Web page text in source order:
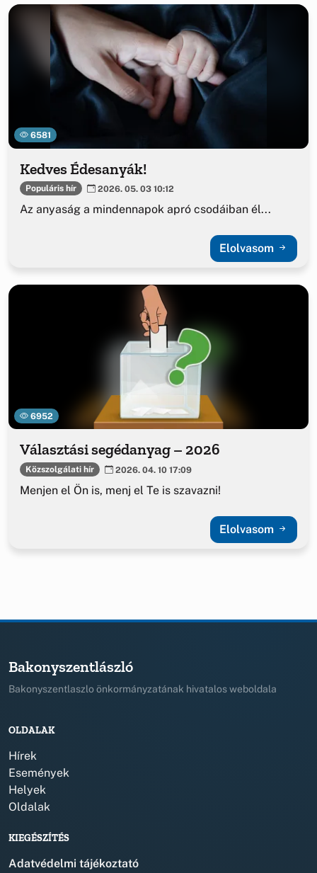
6581
Kedves Édesanyák!
Populáris hír 2026. 05. 03 10:12
Az anyaság a mindennapok apró csodáiban él...
Elolvasom
6952
Választási segédanyag – 2026
Közszolgálati hír 2026. 04. 10 17:09
Menjen el Ön is, menj el Te is szavazni!
Elolvasom
Bakonyszentlászló
Bakonyszentlaszlo önkormányzatának hivatalos weboldala
OLDALAK
Hírek
Események
Helyek
Oldalak
KIEGÉSZÍTÉS
Adatvédelmi tájékoztató